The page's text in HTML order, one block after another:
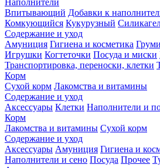
Наполнители
Впитывающий Добавки к
Комкующийся Кукурузный
Содержание и уход
Амуниция Гигиена и косметика
Игрушки Когтеточки Посуда и миски
Транспортировка, переноски, клетки
Корм
Сухой корм Лакомства и витамины
Содержание и уход
Аксессуары Клетки Наполнители и
Корм
Лакомства и витамины Сухой корм
Содержание и уход
Аксессуары Амуниция Гигиена и
Наполнители и сено Посуда Прочее